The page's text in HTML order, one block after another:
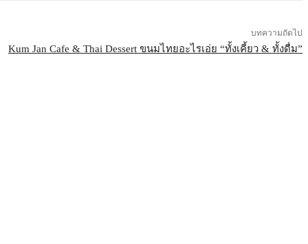
บทความถัดไป
Kum Jan Cafe & Thai Dessert ขนมไทยอะไรเอ่ย “ทั้งเคี้ยว & ทั้งดื่ม”